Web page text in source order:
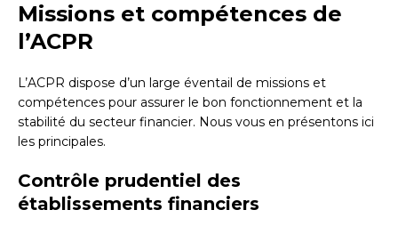
Missions et compétences de
l’ACPR
L’ACPR dispose d’un large éventail de missions et
compétences pour assurer le bon fonctionnement et la
stabilité du secteur financier. Nous vous en présentons ici
les principales.
Contrôle prudentiel des
établissements financiers